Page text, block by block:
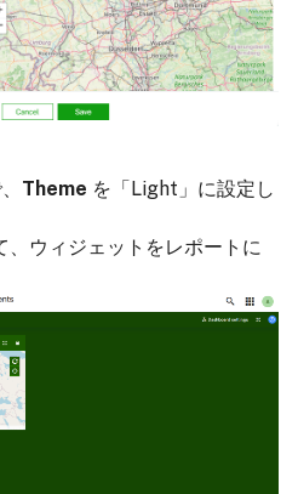
Theme を「Light」に設定し
、ウィジェットをレポートに